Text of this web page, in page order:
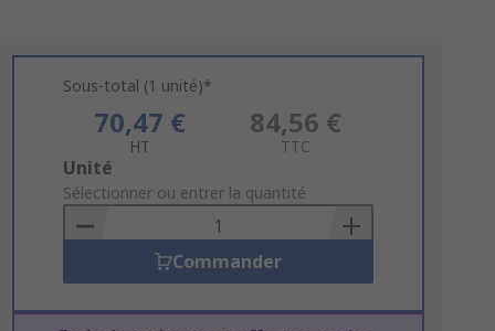
Sous-total (1 unité)*
70,47 €
HT
84,56 €
TTC
Add
to
Basket
Unité
Sélectionner ou entrer la quantité
Commander